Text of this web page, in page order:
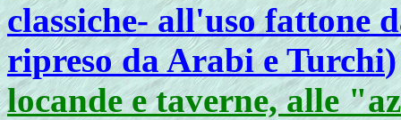
classiche- all'uso fattone
ripreso da Arabi e Turchi)
locande e taverne, alle